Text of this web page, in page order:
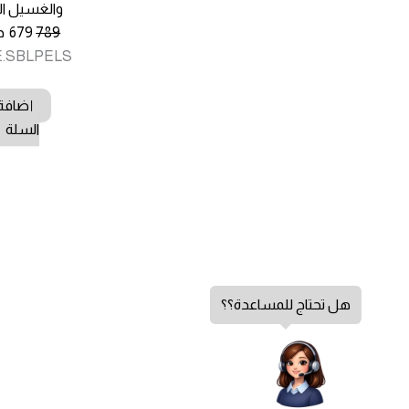
والغسيل
789 السعر
789.00
679
السلة
هل تحتاج للمساعدة؟؟